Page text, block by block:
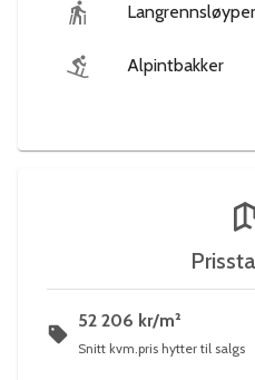
Langrennsløyper
Alpintbakker
52 206 kr/m²
Snitt kvm.pris hytter til salgs